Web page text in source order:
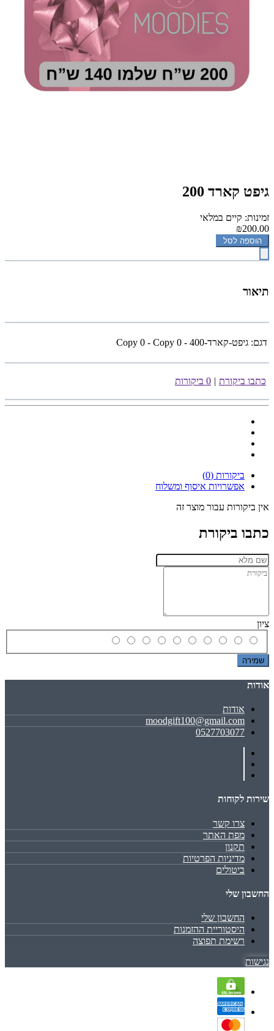
גיפט קארד 200
זמינות: קיים במלאי
₪200.00
הוספה לסל
תיאור
דגם: גיפט-קארד-400 - Copy 0 - Copy 0
כתבו ביקורת | 0 ביקורות
ביקורות (0)
אפשרויות איסוף ומשלוח
אין ביקורות עבור מוצר זה
כתבו ביקורת
ציון
שמירה
אודות
אודות
moodgift100@gmail.com
0527703077
שירות לקוחות
צרו קשר
מפת האתר
תקנון
מדיניות הפרטיות
ביטולים
החשבון שלי
החשבון שלי
היסטוריית ההזמנות
רשימת תפוצה
נגישות